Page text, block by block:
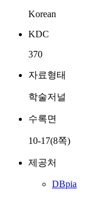
Korean
KDC
370
자료형태
학술저널
수록면
10-17(8쪽)
제공처
DBpia